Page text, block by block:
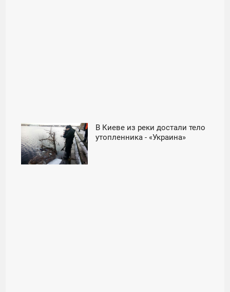
В Киеве из реки достали тело
утопленника - «Украина»